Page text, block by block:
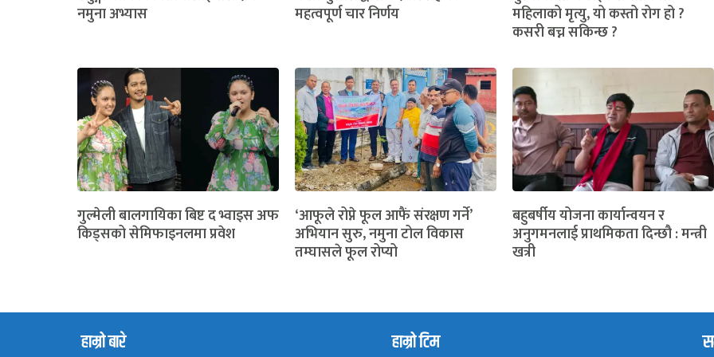
नमुना अभ्यास महत्वपूर्ण चार निर्णय महिलाको मृत्यु, यो कस्तो रोग हो ?
कसरी बच्न सकिन्छ ?
गुल्मेली बालगायिका बिष्ट द भ्वाइस अफ
किड्सको सेमिफाइनलमा प्रवेश
‘आफूले रोप्ने फूल आफैं संरक्षण गर्ने’
अभियान सुरु, नमुना टोल विकास
तम्घासले फूल रोप्यो
बहुबर्षीय योजना कार्यान्वयन र
अनुगमनलाई प्राथमिकता दिन्छौ : मन्त्री
खत्री
हाम्रो बारे हाम्रो टिम